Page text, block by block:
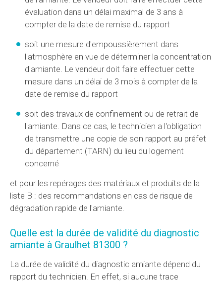
évaluation dans un délai maximal de 3 ans à
compter de la date de remise du rapport
soit une mesure d'empoussièrement dans
l'atmosphère en vue de déterminer la concentration
d'amiante. Le vendeur doit faire effectuer cette
mesure dans un délai de 3 mois à compter de la
date de remise du rapport
soit des travaux de confinement ou de retrait de
l'amiante. Dans ce cas, le technicien a l'obligation
de transmettre une copie de son rapport au préfet
du département (TARN) du lieu du logement
concerné
et pour les repérages des matériaux et produits de la
liste B : des recommandations en cas de risque de
dégradation rapide de l'amiante.
Quelle est la durée de validité du diagnostic
amiante à Graulhet 81300 ?
La durée de validité du diagnostic amiante dépend du
rapport du technicien. En effet, si aucune trace